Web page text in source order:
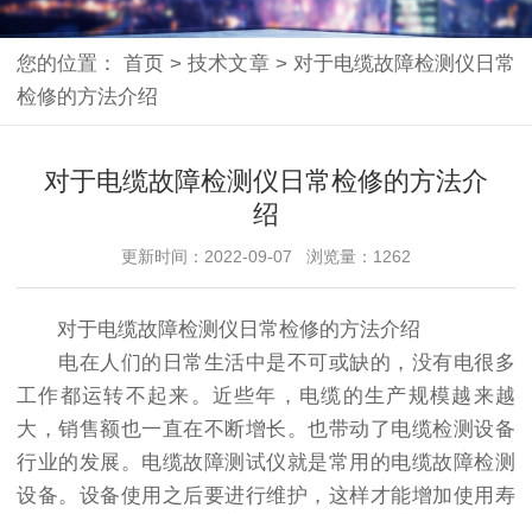
您的位置：首页 > 技术文章 > 对于电缆故障检测仪日常
检修的方法介绍
对于电缆故障检测仪日常检修的方法介
绍
更新时间：2022-09-07 浏览量：1262
对于电缆故障检测仪日常检修的方法介绍
电在人们的日常生活中是不可或缺的，没有电很多
工作都运转不起来。近些年，电缆的生产规模越来越
大，销售额也一直在不断增长。也带动了电缆检测设备
行业的发展。电缆故障测试仪就是常用的电缆故障检测
设备。设备使用之后要进行维护，这样才能增加使用寿